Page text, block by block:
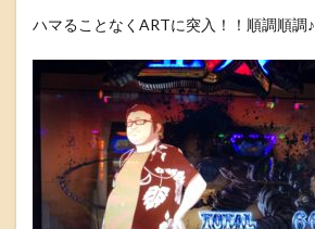
ハマることなくARTに突入！！順調順調♪